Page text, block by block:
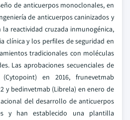
de anticuerpos monoclonales, en
de anticuerpos caninizados y
reactividad cruzada inmunogénica,
clínica y los perfiles de seguridad en
tradicionales con moléculas
Las aprobaciones secuenciales de
en 2016, frunevetmab
y bedinvetmab (Librela) en enero de
del desarrollo de anticuerpos
y han establecido una plantilla